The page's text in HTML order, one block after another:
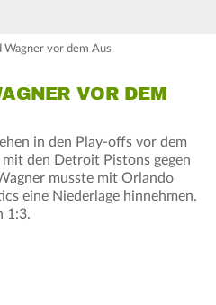
Wagner vor dem Aus
VOR DEM
in den Play-offs vor dem
den Detroit Pistons gegen
musste mit Orlando
eine Niederlage hinnehmen.
1:3.